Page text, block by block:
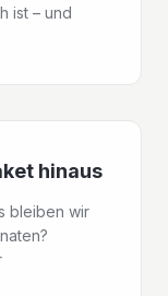
ist – und
hinaus
bleiben wir